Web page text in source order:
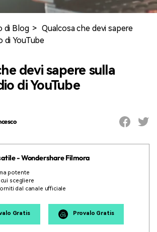
di Blog > Qualcosa che devi sapere
di YouTube
devi sapere sulla
di YouTube
- Wondershare Filmora
potente
scegliere
dal canale ufficiale
Gratis Provalo Gratis